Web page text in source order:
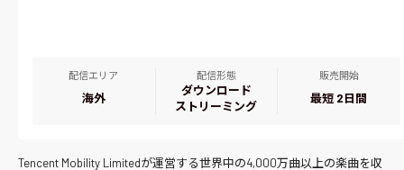
配信エリア
海外
配信形態
ダウンロード
ストリーミング
販売開始
最短 2日間
Tencent Mobility Limitedが運営する世界中の4,000万曲以上の楽曲を収